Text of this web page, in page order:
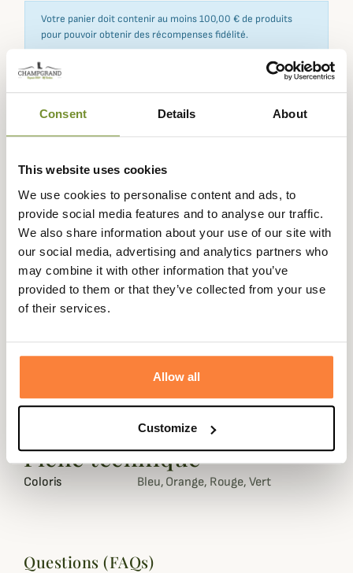
Consent Details About
This website uses cookies
We use cookies to personalise content and ads, to
provide social media features and to analyse our traffic.
We also share information about your use of our site with
our social media, advertising and analytics partners who
may combine it with other information that you’ve
provided to them or that they’ve collected from your use
of their services.
Allow all
Customize
Votre panier doit contenir au moins 100,00 € de produits
pour pouvoir obtenir des récompenses fidélité.
Expédié dans
la journée
Échange ou
retour sous
Paiement
Paiement en
Description
Alexandre Mareuil vous propose ce porte permis en cuir.
Ce porte permis Alexandre Mareuil vous sera très
Les modéles Biface possèdent un recto en cuir de couleur
marron et un verso de couleur.
Dimensions : 13x10.5 cm
Fiche technique
Coloris Bleu, Orange, Rouge, Vert
Questions (FAQs)